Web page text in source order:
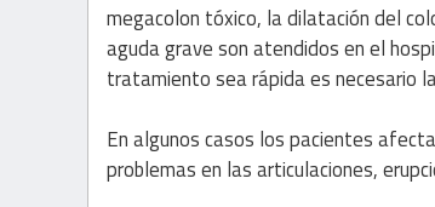
megacolon tóxico, la dilatación del
aguda grave son atendidos en el
tratamiento sea rápida es necesario
En algunos casos los pacientes
problemas en las articulaciones,